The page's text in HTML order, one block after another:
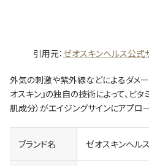
引用元：ゼオスキンヘルス公式
外気の刺激や紫外線などによるダメ
オスキン』の独自の技術によって、ビタ
肌成分）がエイジングサインにアプロ
ブランド名 ゼオスキンヘルス